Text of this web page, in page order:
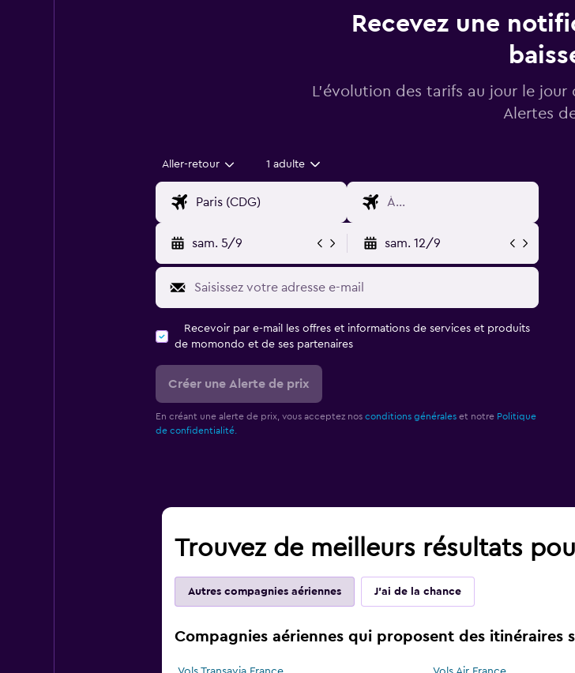
Recevez une
L’évolution des tarifs au jour le
Alertes
Aller-retour 1 adulte
sam. 5/9 sam. 12/9
Recevoir par e-mail les offres et informations de services et produits
de momondo et de ses partenaires
Créer une Alerte de prix
En créant une alerte de prix, vous acceptez nos conditions généraleset notre Politique
de confidentialité.
Trouvez de meilleurs résultats
Autres compagnies aériennes J'ai de la chance
Compagnies aériennes qui proposent des itinéraires